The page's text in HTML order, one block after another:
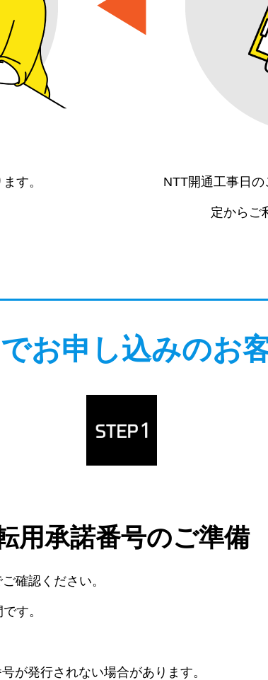
す。 NTT開通工事日
定からご
お申し込みのお
用承諾番号のご準備
確認ください。
す。
が発行されない場合があります。